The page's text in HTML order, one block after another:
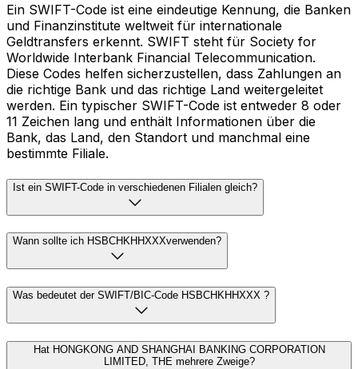
Ein SWIFT-Code ist eine eindeutige Kennung, die Banken
und Finanzinstitute weltweit für internationale
Geldtransfers erkennt. SWIFT steht für Society for
Worldwide Interbank Financial Telecommunication.
Diese Codes helfen sicherzustellen, dass Zahlungen an
die richtige Bank und das richtige Land weitergeleitet
werden. Ein typischer SWIFT-Code ist entweder 8 oder
11 Zeichen lang und enthält Informationen über die
Bank, das Land, den Standort und manchmal eine
bestimmte Filiale.
Ist ein SWIFT-Code in verschiedenen Filialen gleich?
Wann sollte ich HSBCHKHHXXXverwenden?
Was bedeutet der SWIFT/BIC-Code HSBCHKHHXXX ?
Hat HONGKONG AND SHANGHAI BANKING CORPORATION
LIMITED, THE mehrere Zweige?